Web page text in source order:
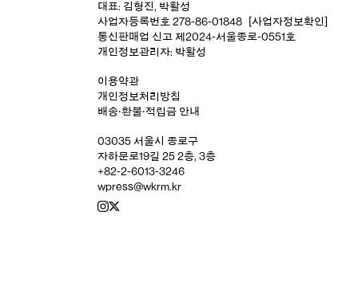
대표: 김형진, 박활성
사업자등록번호 278-86-01848
[사업자정보확인]
통신판매업 신고 제2024-서울종로-0551호
개인정보관리자: 박활성
이용약관
개인정보처리방침
배송‧환불‧적립금 안내
03035 서울시 종로구
자하문로19길 25 2층, 3층
+82-2-6013-3246
wpress@wkrm.kr